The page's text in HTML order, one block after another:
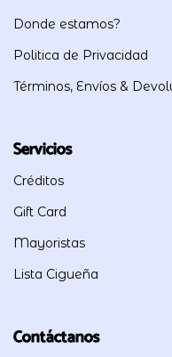
Donde estamos?
Politica de Privacidad
Términos, Envíos &
Servicios
Créditos
Gift Card
Mayoristas
Lista Cigueña
Contáctanos